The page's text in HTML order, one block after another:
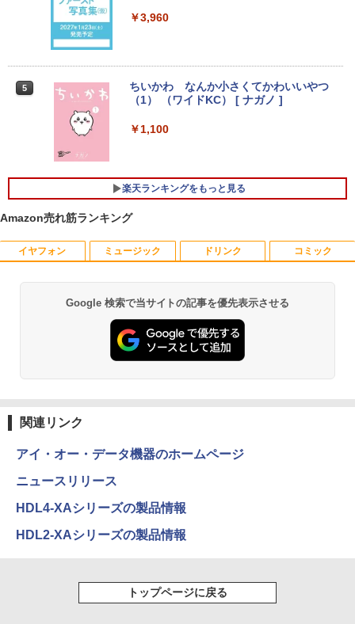
トパソコン オフィス付き 中古PC ノート
PC｜テンキー WEBカメラ 内蔵 Bluetoo
￥34,800
ノートパソコン 14インチ 新品 Windows
11 Pro Office搭載 日本語キーボード メ
カラー 14型 薄型 軽量 初心者 学習向け P
C ピンク シルバー 最短当日出荷
￥29,800
済 Webカメラ zoom 15.6型 テンキー付 I
ntel メモリ8GB16GB SSD256GB/512G
B フルHD液晶 大容量バッテリー Wi-Fi
テレワーク応援 在宅勤務 学生向け
￥13,980
ASUS エイスース 液晶ディスプレイ Ey
e Care [ 27型 / フルHD(1920×1080) / ワ
イド ] VA279HG
￥15,800
IODATA アイ・オー・データ LCD-AH19
1EDB ブラック 18.5型ワイド液晶ディス
プレイ LCDAH191EDB
￥16,266
￥3,960
5
ちいかわ なんか小さくてかわいいやつ
（1） （ワイドKC） [ ナガノ ]
￥1,100
楽天ランキングをもっと見る
Amazon売れ筋ランキング
イヤフォン
Anker Soundcore P42i (Bluetooth 6.1)【完
全ワイヤレスイヤホン/ウルトラノイズキャン
セリング 3.5 / マルチポイント接続 / 最大40時
間再生 / コンパクト形状/持ち運びに便利 / IP5
5 防塵防水位規格/PSE技術基準適合】パープ
Anker Soundcore P31i ピンク
ミュージック
BRUCE WAYNE feat. Flo Milli, ATL Jacob
[Explicit]
￥250
￥250
見知らぬ糸
￥250
On My Road (Stadium ver.)
ドリンク
by Amazon 天然水 ラベルレス 500ml ×24本
富士山の天然水 バナジウム含有 水 ミネラル
ウォーター ペットボトル 静岡県産 500ミリリ
ットル (Smart Basic)
￥1,380
コミック
薬屋のひとりごと 17巻 (デジタル版ビッグガ
ンガンコミックス)
￥770
￥832
ONE PIECE モノクロ版 115 (ジャンプコミッ
HUNTER×HUNTER モノクロ版 39 (ジャンプ
Google 検索で当サイトの記事を優先表示させる
関連リンク
アイ・オー・データ機器のホームページ
ニュースリリース
HDL4-XAシリーズの製品情報
HDL2-XAシリーズの製品情報
トップページに戻る